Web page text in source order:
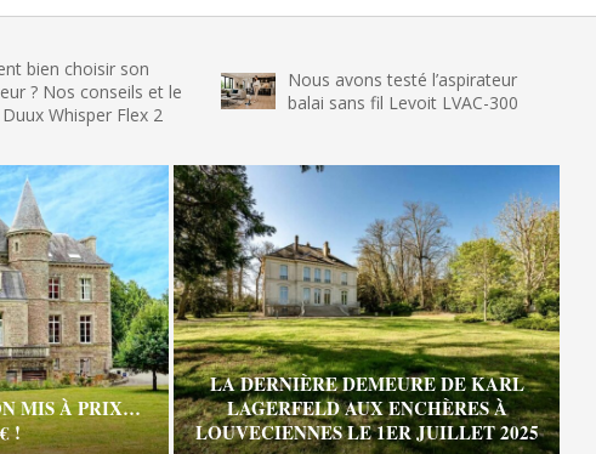
choisir son
conseils et le
Flex 2
Nous avons testé l’aspirateur
balai sans fil Levoit LVAC-300
MIS À PRIX…
!
LA DERNIÈRE DEMEURE DE KARL
LAGERFELD AUX ENCHÈRES À
LOUVECIENNES LE 1ER JUILLET 2025